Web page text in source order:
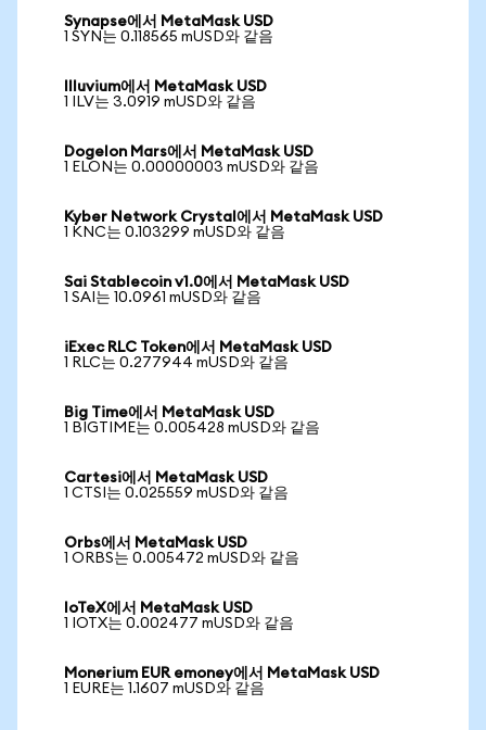
Synapse에서 MetaMask USD
1 SYN는 0.118565 mUSD와 같음
Illuvium에서 MetaMask USD
1 ILV는 3.0919 mUSD와 같음
Dogelon Mars에서 MetaMask USD
1 ELON는 0.00000003 mUSD와 같음
Kyber Network Crystal에서 MetaMask USD
1 KNC는 0.103299 mUSD와 같음
Sai Stablecoin v1.0에서 MetaMask USD
1 SAI는 10.0961 mUSD와 같음
iExec RLC Token에서 MetaMask USD
1 RLC는 0.277944 mUSD와 같음
Big Time에서 MetaMask USD
1 BIGTIME는 0.005428 mUSD와 같음
Cartesi에서 MetaMask USD
1 CTSI는 0.025559 mUSD와 같음
Orbs에서 MetaMask USD
1 ORBS는 0.005472 mUSD와 같음
IoTeX에서 MetaMask USD
1 IOTX는 0.002477 mUSD와 같음
Monerium EUR emoney에서 MetaMask USD
1 EURE는 1.1607 mUSD와 같음